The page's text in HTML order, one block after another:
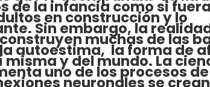
de la infancia como si
en construcción y lo
Sin embargo, la
muchas de las
autoestima, la forma de
y del mundo. La
uno de los procesos
neuronales se